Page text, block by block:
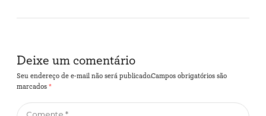
Deixe um comentário
Seu endereço de e-mail não será publicado.Campos obrigatórios são
marcados *
Comente